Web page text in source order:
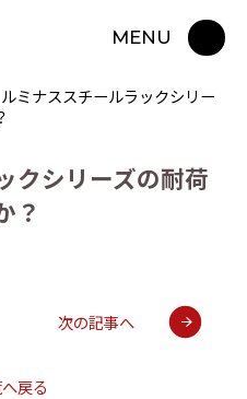
MENU
ルミナススチールラックシリー
クシリ ーズの耐荷
？
戻る
次の記事へ